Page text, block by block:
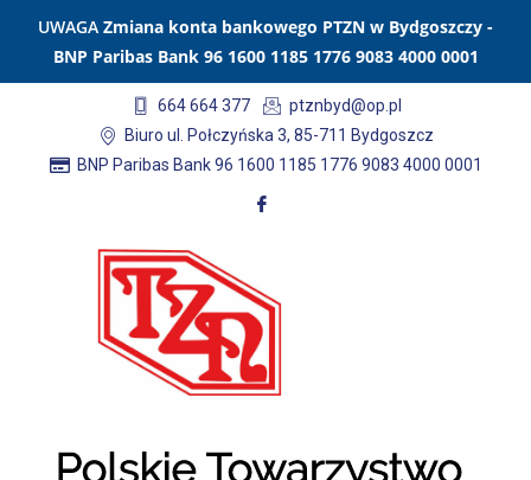
UWAGA Zmiana konta bankowego PTZN w Bydgoszczy -
BNP Paribas Bank 96 1600 1185 1776 9083 4000 0001
664 664 377
ptznbyd@op.pl
Biuro ul. Połczyńska 3, 85-711 Bydgoszcz
BNP Paribas Bank 96 1600 1185 1776 9083 4000 0001